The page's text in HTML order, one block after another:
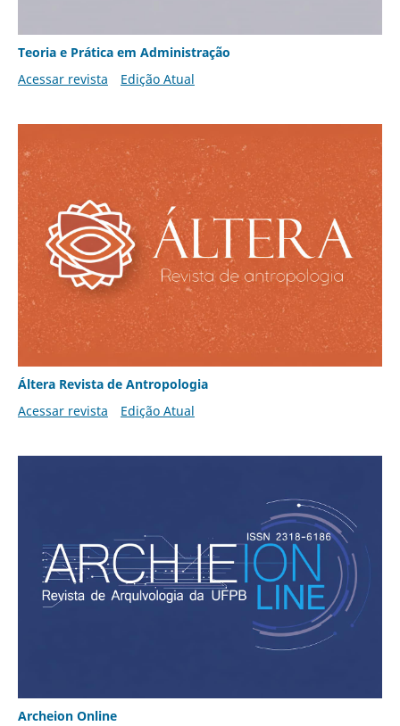
Teoria e Prática em Administração
Acessar revista
Edição Atual
Áltera Revista de Antropologia
Acessar revista
Edição Atual
Archeion Online